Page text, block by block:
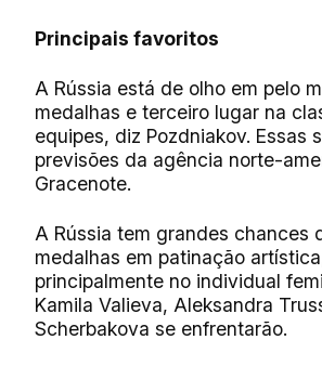
Principais favoritos
A Rússia está de olho em pelo
medalhas e terceiro lugar na
equipes, diz Pozdniakov. Essas
previsões da agência norte-
Gracenote.
A Rússia tem grandes chances
medalhas em patinação
principalmente no individual
Kamila Valieva, Aleksandra
Scherbakova se enfrentarão.